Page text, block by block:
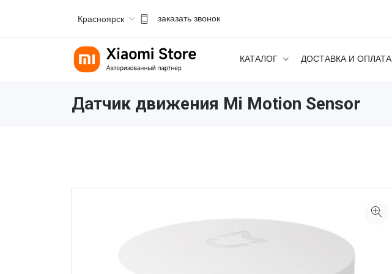
Красноярск заказать звонок
КАТАЛОГ ДОСТАВКА И ОПЛАТА
Датчик движения Mi Motion Sensor